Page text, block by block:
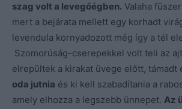
szag volt a levegőégben. Valaha
mert a bejárata mellett egy korhadt
levendula kornyadozott még így a tél
Szomorúság-cserepekkel volt teli az
elrepültek a kirakat üvege előtt, támadt
oda jutnia és ki kell szabadítania a
amely elhozza a legszebb ünnepet. Az